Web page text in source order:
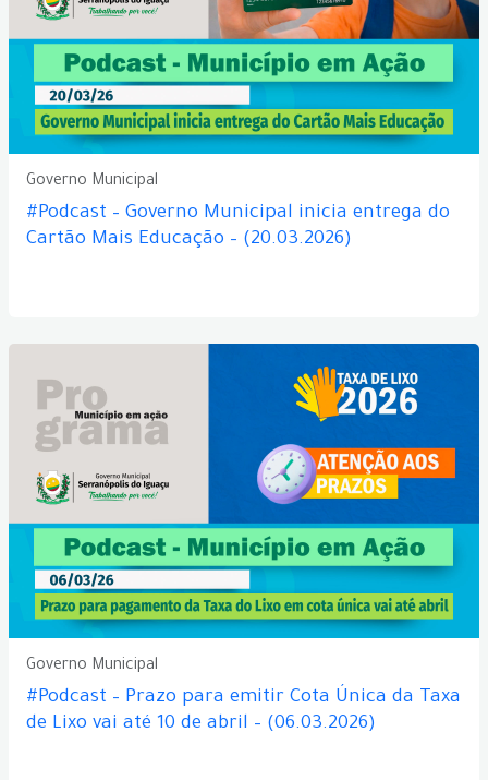
Governo Municipal
#Podcast – Governo Municipal inicia entrega do
Cartão Mais Educação – (20.03.2026)
Governo Municipal
#Podcast – Prazo para emitir Cota Única da Taxa
de Lixo vai até 10 de abril – (06.03.2026)